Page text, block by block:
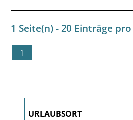
1 Seite(n) - 20 Einträge pro
1
URLAUBSORT